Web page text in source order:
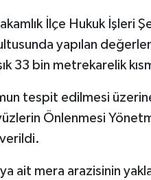
İlçe Hukuk İşleri
yapılan
33 bin metrekarelik
tespit edilmesi
Önlenmesi
ait mera arazisinin